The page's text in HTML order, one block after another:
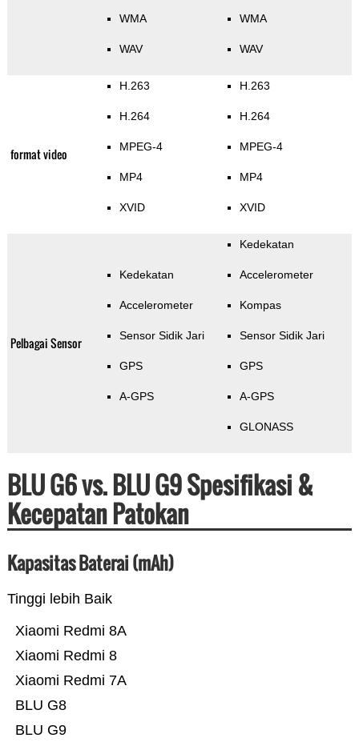
WMA
WAV
WMA
WAV
format video
H.263
H.264
MPEG-4
MP4
XVID
H.263
H.264
MPEG-4
MP4
XVID
Pelbagai Sensor
Kedekatan
Accelerometer
Sensor Sidik Jari
GPS
A-GPS
Kedekatan
Accelerometer
Kompas
Sensor Sidik Jari
GPS
A-GPS
GLONASS
BLU G6 vs. BLU G9 Spesifikasi &
Kecepatan Patokan
Kapasitas Baterai (mAh)
Tinggi lebih Baik
BLU G9
BLU G8
Xiaomi Redmi 7A
Xiaomi Redmi 8
Xiaomi Redmi 8A